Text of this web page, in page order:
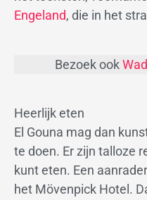
Engeland, die in het
Bezoek ook
Heerlijk eten
El Gouna mag dan
te doen. Er zijn talloze
kunt eten. Een
het Mövenpick Hotel.